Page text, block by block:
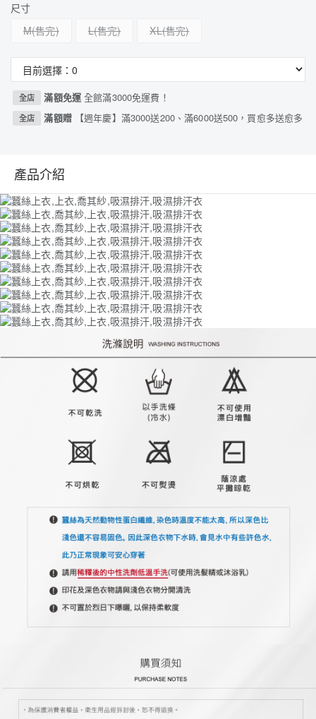
尺寸
M
L XL
全店 滿額免運全館滿3000免運費！
全店 滿額贈 【週年慶】滿3000送200、滿6000送500，買愈多送愈多
產品介紹